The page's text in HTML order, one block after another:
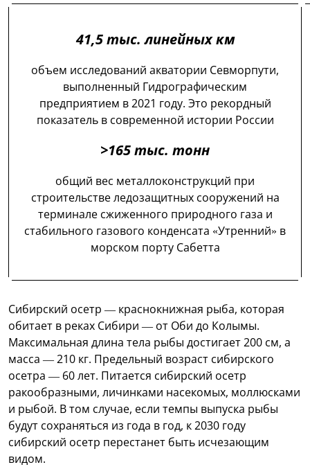
41,5 тыс. линейных км
объем исследований акватории Севморпути,
выполненный Гидрографическим
предприятием в 2021 году. Это рекордный
показатель в современной истории России
>165 тыс. тонн
общий вес металлоконструкций при
строительстве ледозащитных сооружений на
терминале сжиженного природного газа и
стабильного газового конденсата «Утренний» в
морском порту Сабетта
Сибирский осетр — краснокнижная рыба, которая
обитает в реках Сибири — от Оби до Колымы.
Максимальная длина тела рыбы достигает 200 см, а
масса — 210 кг. Предельный возраст сибирского
осетра — 60 лет. Питается сибирский осетр
ракообразными, личинками насекомых, моллюсками
и рыбой. В том случае, если темпы выпуска рыбы
будут сохраняться из года в год, к 2030 году
сибирский осетр перестанет быть исчезающим
видом.